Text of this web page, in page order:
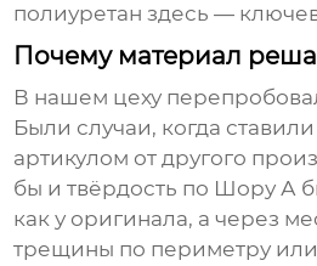
полиуретан здесь —
Почему материал
В нашем цеху
Были случаи, когда
артикулом от другого
бы и твёрдость по Шору А
как у оригинала, а через
трещины по периметру